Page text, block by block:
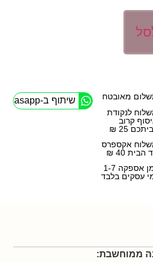
מאובטח
לנקודת
קרוב
25 ₪
אקספרס
הבית 40 ₪
זמן אספקה 1-7
עסקים בלבד
שיתוף ב-Whasapp
ממוחשבת: